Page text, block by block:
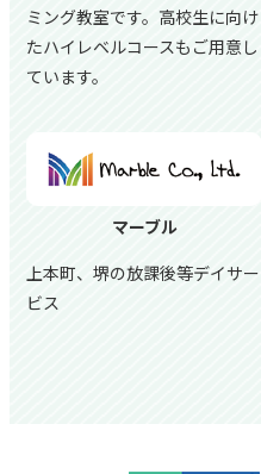
ミング教室です。高校生に向け
たハイレベルコースもご用意し
ています。
マーブル
上本町、堺の放課後等デイサー
ビス